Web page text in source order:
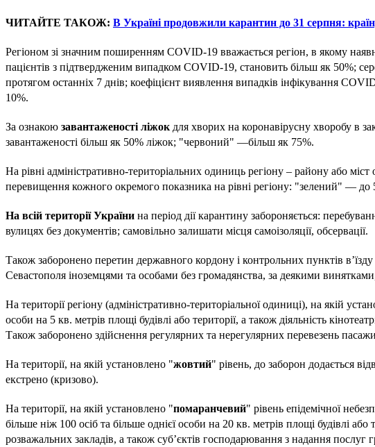
ЧИТАЙТЕ ТАКОЖ: В Україні продовжили карантин до 31 серпня:
Регіоном зі значним поширенням COVID-19 вважається регіон, в якому
пацієнтів з підтвердженим випадком COVID-19, становить більш як 50%;
протягом останніх 7 днів; коефіцієнт виявлення випадків інфікування
10%.
За ознакою завантаженості ліжок для хворих на коронавірусну хворобу в
завантаженості більш як 50% ліжок; "червоний" —більш як 75%.
На рівні адміністративно-територіальних одиниць регіону – району або
перевищення кожного окремого показника на рівні регіону: "зелений"
На всій території України на період дії карантину забороняється:
вулицях без документів; самовільно залишати місця самоізоляції, обсервації.
Також заборонено перетин державного кордону і контрольних пунктів
Севастополя іноземцями та особами без громадянства, за деякими
На території регіону (адміністративно-територіальної одиниці), на якій
особи на 5 кв. метрів площі будівлі або території, а також діяльність
Також заборонено здійснення регулярних та нерегулярних перевезень
На території, на якій установлено "жовтий" рівень, до заборон додається
екстрено (кризово).
На території, на якій установлено "помаранчевий" рівень епідемічної
більше ніж 100 осіб та більше однієї особи на 20 кв. метрів площі будівлі
розважальних закладів, а також суб’єктів господарювання з надання